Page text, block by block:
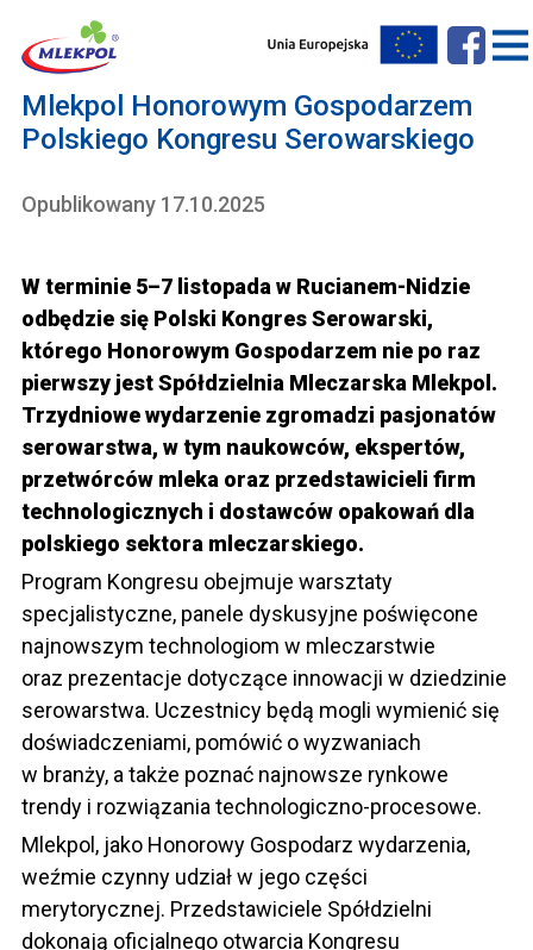
Mlekpol Honorowym Gospodarzem
Polskiego Kongresu Serowarskiego
Opublikowany 17.10.2025
W terminie 5–7 listopada w Rucianem-Nidzie
odbędzie się Polski Kongres Serowarski,
którego Honorowym Gospodarzem nie po raz
pierwszy jest Spółdzielnia Mleczarska Mlekpol.
Trzydniowe wydarzenie zgromadzi pasjonatów
serowarstwa, w tym naukowców, ekspertów,
przetwórców mleka oraz przedstawicieli firm
technologicznych i dostawców opakowań dla
polskiego sektora mleczarskiego.
Program Kongresu obejmuje warsztaty
specjalistyczne, panele dyskusyjne poświęcone
najnowszym technologiom w mleczarstwie
oraz prezentacje dotyczące innowacji w dziedzinie
serowarstwa. Uczestnicy będą mogli wymienić się
doświadczeniami, pomówić o wyzwaniach
w branży, a także poznać najnowsze rynkowe
trendy i rozwiązania technologiczno-procesowe.
Mlekpol, jako Honorowy Gospodarz wydarzenia,
weźmie czynny udział w jego części
merytorycznej. Przedstawiciele Spółdzielni
dokonają oficjalnego otwarcia Kongresu